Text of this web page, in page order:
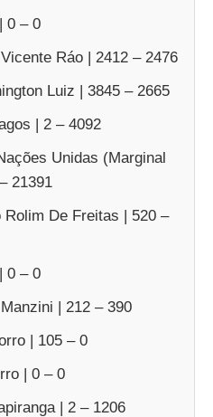
0 – 0
Ráo | 2412 – 2476
Luiz | 3845 – 2665
| 2 – 4092
Unidas (Marginal
21391
Rolim De Freitas | 520 –
0 – 0
| 212 – 390
| 105 – 0
| 0 – 0
| 2 – 1206